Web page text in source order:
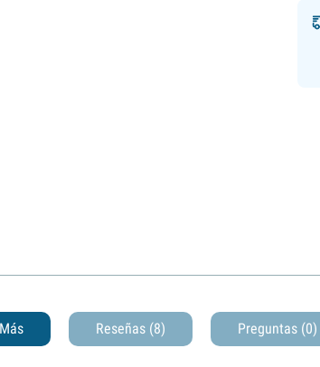
Más Reseñas (8) Preguntas (0)